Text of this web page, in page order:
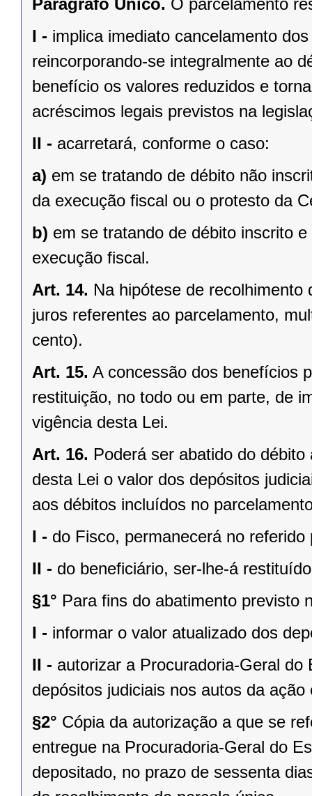
Parágrafo Único. O parcelamento
I - implica imediato cancelamento
reincorporando-se integralmente ao
benefício os valores reduzidos e
acréscimos legais previstos na
II - acarretará, conforme o caso:
a) em se tratando de débito não
da execução fiscal ou o protesto da
b) em se tratando de débito inscrito
execução fiscal.
Art. 14. Na hipótese de
juros referentes ao parcelamento,
cento).
Art. 15. A concessão dos benefícios
restituição, no todo ou em parte, de
vigência desta Lei.
Art. 16. Poderá ser abatido do
desta Lei o valor dos depósitos
aos débitos incluídos no
I - do Fisco, permanecerá no referido
II - do beneficiário, ser-lhe-á
§1° Para fins do abatimento previsto
I - informar o valor atualizado dos
II - autorizar a Procuradoria-Geral
depósitos judiciais nos autos da
§2° Cópia da autorização a que se
entregue na Procuradoria-Geral do
depositado, no prazo de sessenta